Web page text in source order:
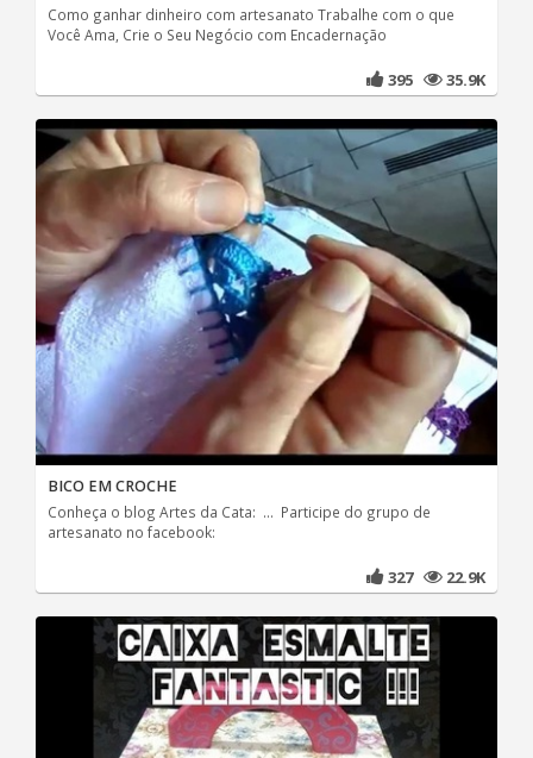
Como ganhar dinheiro com artesanato Trabalhe com o que
Você Ama, Crie o Seu Negócio com Encadernação
395 35.9K
BICO EM CROCHE
Conheça o blog Artes da Cata: ... Participe do grupo de
artesanato no facebook:
327 22.9K